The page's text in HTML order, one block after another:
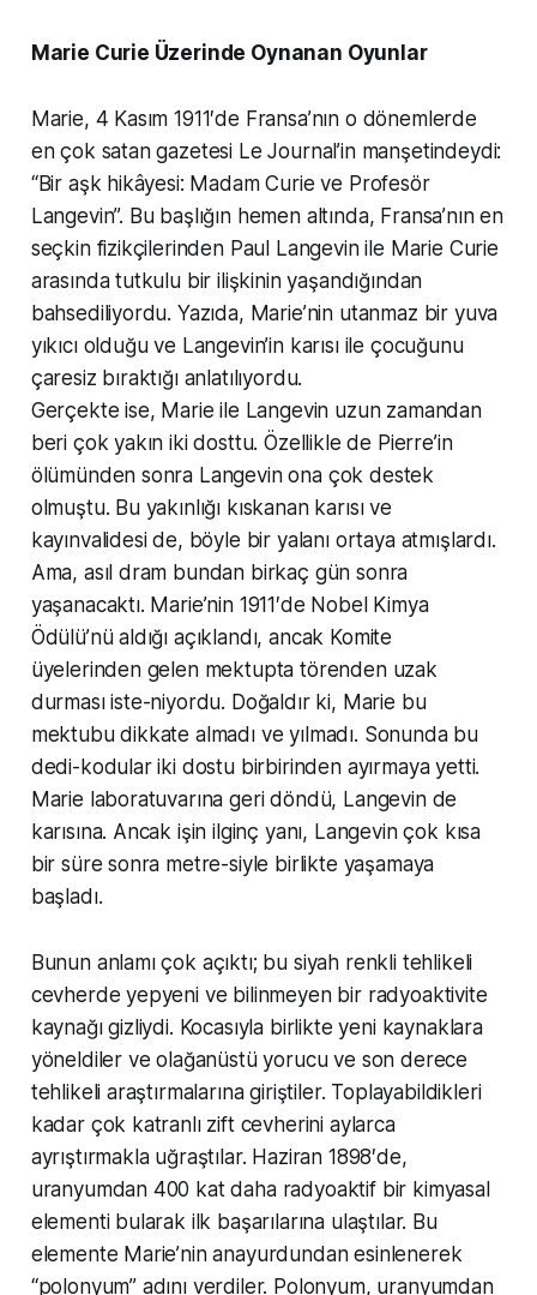
Marie Curie Üzerinde Oynanan Oyunlar
Marie, 4 Kasım 1911′de Fransa’nın o dönemlerde
en çok satan gazetesi Le Journal’in manşetindeydi:
“Bir aşk hikâyesi: Madam Curie ve Profesör
Langevin”. Bu başlığın hemen altında, Fransa’nın en
seçkin fizikçilerinden Paul Langevin ile Marie Curie
arasında tutkulu bir ilişkinin yaşandığından
bahsediliyordu. Yazıda, Marie’nin utanmaz bir yuva
yıkıcı olduğu ve Langevin’in karısı ile çocuğunu
çaresiz bıraktığı anlatılıyordu.
Gerçekte ise, Marie ile Langevin uzun zamandan
beri çok yakın iki dosttu. Özellikle de Pierre’in
ölümünden sonra Langevin ona çok destek
olmuştu. Bu yakınlığı kıskanan karısı ve
kayınvalidesi de, böyle bir yalanı ortaya atmışlardı.
Ama, asıl dram bundan birkaç gün sonra
yaşanacaktı. Marie’nin 1911′de Nobel Kimya
Ödülü’nü aldığı açıklandı, ancak Komite
üyelerinden gelen mektupta törenden uzak
durması iste-niyordu. Doğaldır ki, Marie bu
mektubu dikkate almadı ve yılmadı. Sonunda bu
dedi-kodular iki dostu birbirinden ayırmaya yetti.
Marie laboratuvarına geri döndü, Langevin de
karısına. Ancak işin ilginç yanı, Langevin çok kısa
bir süre sonra metre-siyle birlikte yaşamaya
başladı.
Bunun anlamı çok açıktı; bu siyah renkli tehlikeli
cevherde yepyeni ve bilinmeyen bir radyoaktivite
kaynağı gizliydi. Kocasıyla birlikte yeni kaynaklara
yöneldiler ve olağanüstü yorucu ve son derece
tehlikeli araştırmalarına giriştiler. Toplayabildikleri
kadar çok katranlı zift cevherini aylarca
ayrıştırmakla uğraştılar. Haziran 1898′de,
uranyumdan 400 kat daha radyoaktif bir kimyasal
elementi bularak ilk başarılarına ulaştılar. Bu
elemente Marie’nin anayurdundan esinlenerek
“polonyum” adını verdiler. Polonyum, uranyumdan